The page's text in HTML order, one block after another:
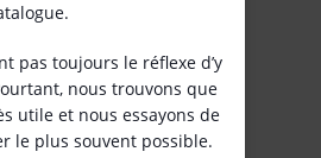
pas toujours le réflexe d’y
nous trouvons que
utile et nous essayons de
le plus souvent possible.